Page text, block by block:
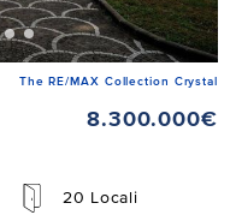
The RE/MAX Collection Crystal
8.300.000€
20 Locali